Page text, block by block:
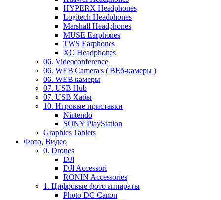
HYPERX Headphones
Logitech Headphones
Marshall Headphones
MUSE Earphones
TWS Earphones
XO Headphones
06. Videoconference
06. WEB Camera's ( ВЕб-камеры )
06. WEB камеры
07. USB Hub
07. USB Хабы
10. Игровые приставки
Nintendo
SONY PlayStation
Graphics Tablets
Фото, Видео
0. Drones
DJI
DJI Accessori
RONIN Accessories
1. Цифровые фото аппараты
Photo DC Canon